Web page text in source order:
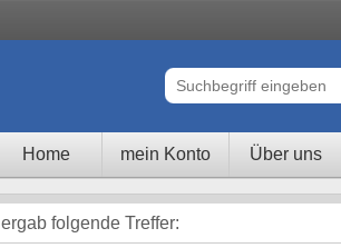
Home mein Konto Über uns
ergab folgende Treffer: